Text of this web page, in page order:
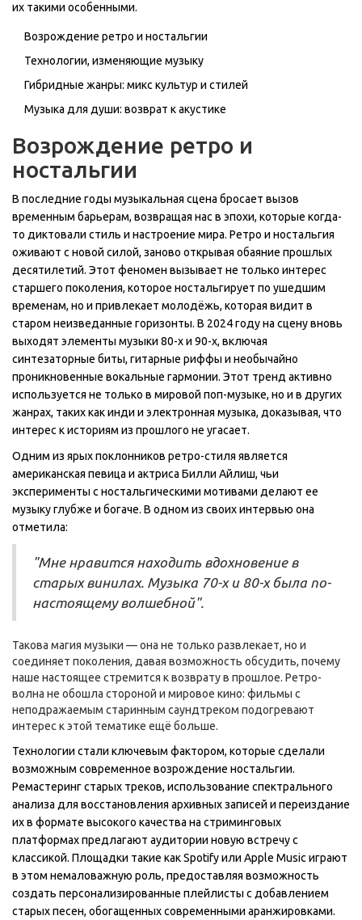
их такими особенными.
Возрождение ретро и ностальгии
Технологии, изменяющие музыку
Гибридные жанры: микс культур и стилей
Музыка для души: возврат к акустике
Возрождение ретро и
ностальгии
В последние годы музыкальная сцена бросает вызов
временным барьерам, возвращая нас в эпохи, которые когда-
то диктовали стиль и настроение мира. Ретро и ностальгия
оживают с новой силой, заново открывая обаяние прошлых
десятилетий. Этот феномен вызывает не только интерес
старшего поколения, которое ностальгирует по ушедшим
временам, но и привлекает молодёжь, которая видит в
старом неизведанные горизонты. В 2024 году на сцену вновь
выходят элементы музыки 80-х и 90-х, включая
синтезаторные биты, гитарные риффы и необычайно
проникновенные вокальные гармонии. Этот тренд активно
используется не только в мировой поп-музыке, но и в других
жанрах, таких как инди и электронная музыка, доказывая, что
интерес к историям из прошлого не угасает.
Одним из ярых поклонников ретро-стиля является
американская певица и актриса Билли Айлиш, чьи
эксперименты с ностальгическими мотивами делают ее
музыку глубже и богаче. В одном из своих интервью она
отметила:
"Мне нравится находить вдохновение в
старых винилах. Музыка 70-х и 80-х была по-
настоящему волшебной".
Такова магия музыки — она не только развлекает, но и
соединяет поколения, давая возможность обсудить, почему
наше настоящее стремится к возврату в прошлое. Ретро-
волна не обошла стороной и мировое кино: фильмы с
неподражаемым старинным саундтреком подогревают
интерес к этой тематике ещё больше.
Технологии стали ключевым фактором, которые сделали
возможным современное возрождение ностальгии.
Ремастеринг старых треков, использование спектрального
анализа для восстановления архивных записей и переиздание
их в формате высокого качества на стриминговых
платформах предлагают аудитории новую встречу с
классикой. Площадки такие как Spotify или Apple Music играют
в этом немаловажную роль, предоставляя возможность
создать персонализированные плейлисты с добавлением
старых песен, обогащенных современными аранжировками.